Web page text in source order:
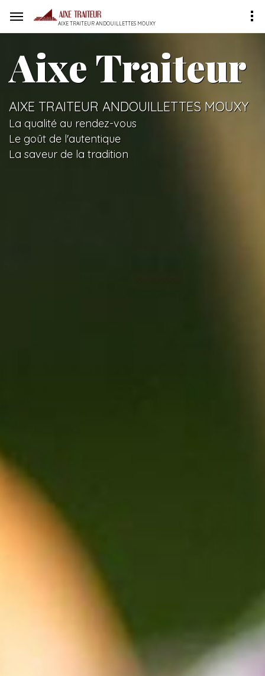
AIXE TRAITEUR ANDOUILLETTES MOUXY
Aixe Traiteur
AIXE TRAITEUR ANDOUILLETTES MOUXY
La qualité au rendez-vous
Le goût de l'autentique
La saveur de la tradition